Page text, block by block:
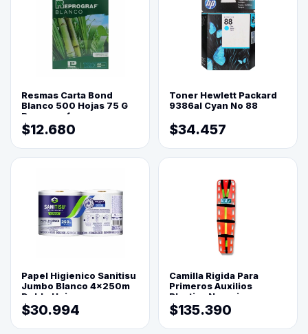
Resmas Carta Bond
Blanco 500 Hojas 75 G
Reprograf.
$12.680
Toner Hewlett Packard
9386al Cyan No 88
$34.457
Papel Higienico Sanitisu
Jumbo Blanco 4x250m
Doble Hoja
$30.994
Camilla Rigida Para
Primeros Auxilios
Plastica Naranja
$135.390